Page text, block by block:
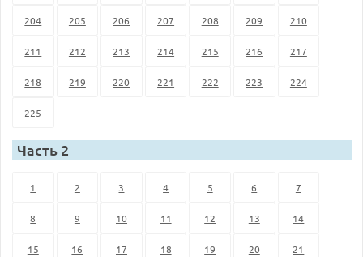
204 205 206 207 208 209 210
211 212 213 214 215 216 217
218 219 220 221 222 223 224
225
Часть 2
1 2 3 4 5 6 7
8 9 10 11 12 13 14
15 16 17 18 19 20 21